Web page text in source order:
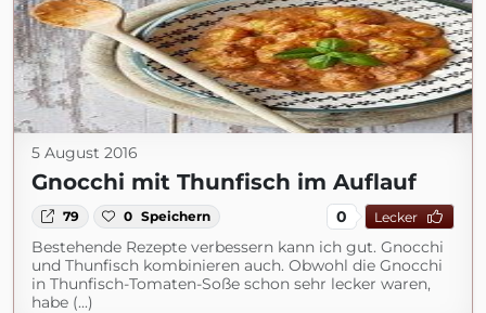
5 August 2016
Gnocchi mit Thunfisch im Auflauf
79 0 Speichern 0 Lecker
Bestehende Rezepte verbessern kann ich gut. Gnocchi
und Thunfisch kombinieren auch. Obwohl die Gnocchi
in Thunfisch-Tomaten-Soße schon sehr lecker waren,
habe (...)